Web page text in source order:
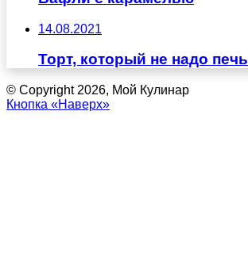
14.08.2021
Торт, который не надо печь
© Copyright 2026, Мой Кулинар
Кнопка «Наверх»